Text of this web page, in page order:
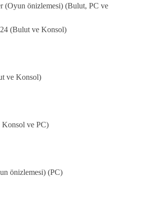
(Oyun önizlemesi) (Bulut, PC ve
(Bulut ve Konsol)
ve Konsol)
ve PC)
önizlemesi) (PC)